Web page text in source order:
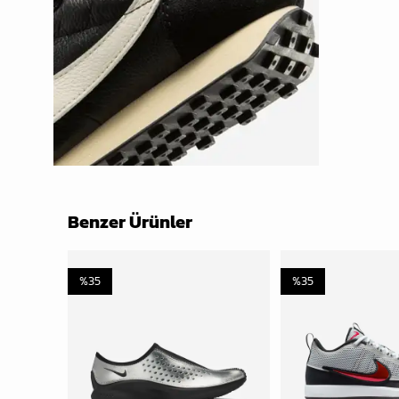
Benzer Ürünler
%35 %35